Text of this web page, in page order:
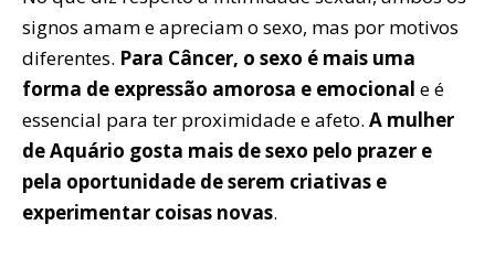
signos amam e apreciam o sexo, mas por motivos
diferentes. Para Câncer, o sexo é mais uma
forma de expressão amorosa e emocional e é
essencial para ter proximidade e afeto. A mulher
de Aquário gosta mais de sexo pelo prazer e
pela oportunidade de serem criativas e
experimentar coisas novas.